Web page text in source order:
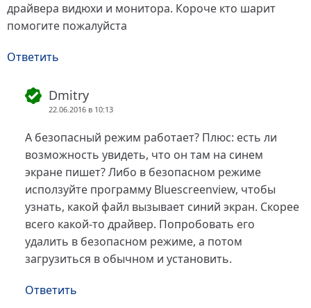
драйвера видюхи и монитора. Короче кто шарит
помогите пожалуйста
Ответить
Dmitry
22.06.2016 в 10:13
А безопасный режим работает? Плюс: есть ли
возможность увидеть, что он там на синем
экране пишет? Либо в безопасном режиме
исползуйте программу Bluescreenview, чтобы
узнать, какой файл вызывает синий экран. Скорее
всего какой-то драйвер. Попробовать его
удалить в безопасном режиме, а потом
загрузиться в обычном и установить.
Ответить